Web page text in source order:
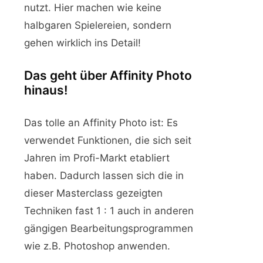
nutzt. Hier machen wie keine
halbgaren Spielereien, sondern
gehen wirklich ins Detail!
Das geht über Affinity Photo
hinaus!
Das tolle an Affinity Photo ist: Es
verwendet Funktionen, die sich seit
Jahren im Profi-Markt etabliert
haben. Dadurch lassen sich die in
dieser Masterclass gezeigten
Techniken fast 1 : 1 auch in anderen
gängigen Bearbeitungsprogrammen
wie z.B. Photoshop anwenden.